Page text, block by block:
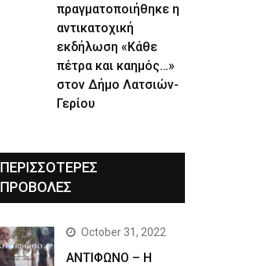
πραγματοποιήθηκε η
αντικατοχική
εκδήλωση «Κάθε
πέτρα και καημός…»
στον Δήμο Λατσιών-
Γερίου
ΠΕΡΙΣΣΟΤΕΡΕΣ
ΠΡΟΒΟΛΕΣ
October 31, 2022
ΑΝΤΙΦΩΝΟ – Η